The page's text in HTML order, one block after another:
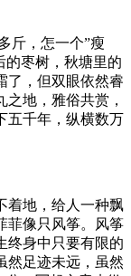
斤，怎一个”瘦
的枣树，秋塘里的
了，但双眼依然睿
地，雅俗共赏，
五千年，纵横数万
着地，给人一种飘
菲像只风筝。风筝
终身中只要有限的
然足迹未远，虽然